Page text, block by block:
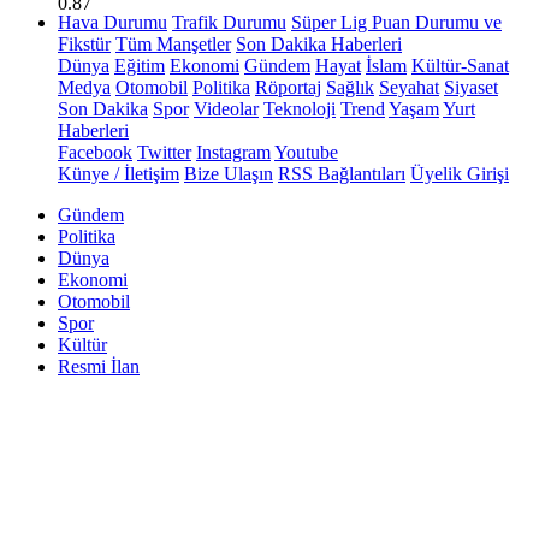
Hava Durumu Trafik Durumu Süper Lig Puan Durumu ve
Fikstür Tüm Manşetler Son Dakika Haberleri
Dünya Eğitim Ekonomi Gündem Hayat İslam Kültür-Sanat
Medya Otomobil Politika Röportaj Sağlık Seyahat Siyaset
Son Dakika Spor Videolar Teknoloji Trend YaşamYurt
Haberleri
Facebook Twitter InstagramYoutube
Künye / İletişim Bize Ulaşın RSS Bağlantıları Üyelik Girişi
Gündem
Politika
Dünya
Ekonomi
Otomobil
Spor
Kültür
Resmi İlan